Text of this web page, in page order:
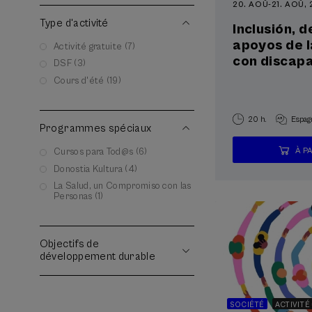
Type d'activité
Activité gratuite (7)
DSF (3)
Cours d'été (19)
Programmes spéciaux
Cursos para Tod@s (6)
Donostia Kultura (4)
La Salud, un Compromiso con las
Personas (1)
Objectifs de
développement durable
20. AOÛ-21. AOÛ,
Inclusión,
apoyos de
con
20 h.
À
SOCIÉTÉ ACTIVITÉ